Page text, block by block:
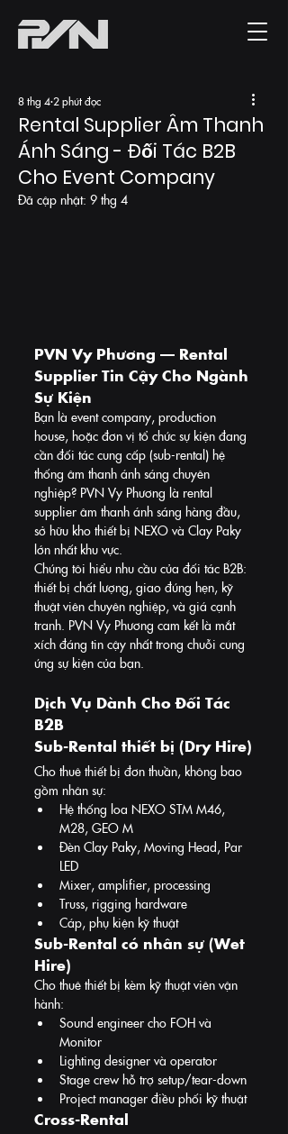
Rental Supplier Âm Thanh
Ánh Sáng - Đối Tác B2B
Cho Event Company
8 thg 42 phút đọc
Đã cập nhật: 9 thg 4
PVN Vy Phương — Rental
Supplier Tin Cậy Cho Ngành
Sự Kiện
Bạn là event company, production
house, hoặc đơn vị tổ chức sự kiện đang
cần đối tác cung cấp (sub-rental) hệ
thống âm thanh ánh sáng chuyên
nghiệp? PVN Vy Phương là rental
supplier âm thanh ánh sáng hàng đầu,
sở hữu kho thiết bị NEXO và Clay Paky
lớn nhất khu vực.
Chúng tôi hiểu nhu cầu của đối tác B2B:
thiết bị chất lượng, giao đúng hẹn, kỹ
thuật viên chuyên nghiệp, và giá cạnh
tranh. PVN Vy Phương cam kết là mắt
xích đáng tin cậy nhất trong chuỗi cung
ứng sự kiện của bạn.
Dịch Vụ Dành Cho Đối Tác
B2B
Sub-Rental thiết bị (Dry Hire)
Cho thuê thiết bị đơn thuần, không bao
gồm nhân sự:
Hệ thống loa NEXO STM M46,
M28, GEO M
Đèn Clay Paky, Moving Head, Par
LED
Mixer, amplifier, processing
Truss, rigging hardware
Cáp, phụ kiện kỹ thuật
Sub-Rental có nhân sự (Wet
Hire)
Cho thuê thiết bị kèm kỹ thuật viên vận
hành:
Sound engineer cho FOH và
Monitor
Lighting designer và operator
Stage crew hỗ trợ setup/tear-down
Project manager điều phối kỹ thuật
Cross-Rental